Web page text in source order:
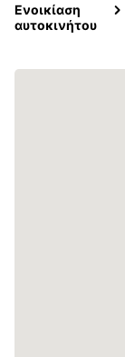
Ενοικίαση
αυτοκινήτου